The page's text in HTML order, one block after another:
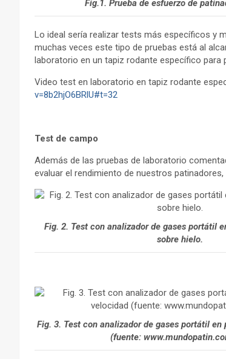
Fig.1. Prueba de esfuerzo de
Lo ideal sería realizar tests más específicos y
muchas veces este tipo de pruebas está al
laboratorio en un tapiz rodante específico
Video test en laboratorio en tapiz rodante
v=8b2hjO6BRlU#t=32
Test de campo
Además de las pruebas de laboratorio
evaluar el rendimiento de nuestros
Fig. 2. Test con analizador de gases portátil
sobre hielo.
Fig. 3. Test con analizador de gases portátil
(fuente: